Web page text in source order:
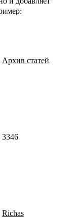
Архив статей
3346
Richas